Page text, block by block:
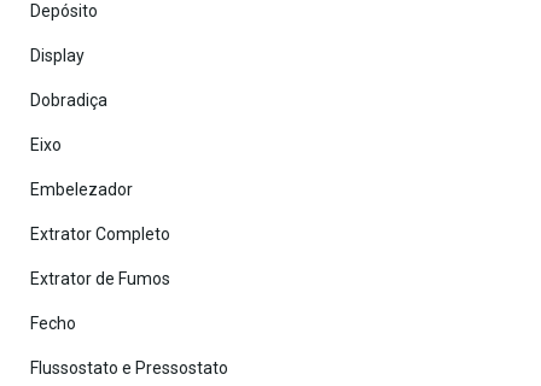
Depósito
Display
Dobradiça
Eixo
Embelezador
Extrator Completo
Extrator de Fumos
Fecho
Flussostato e Pressostato